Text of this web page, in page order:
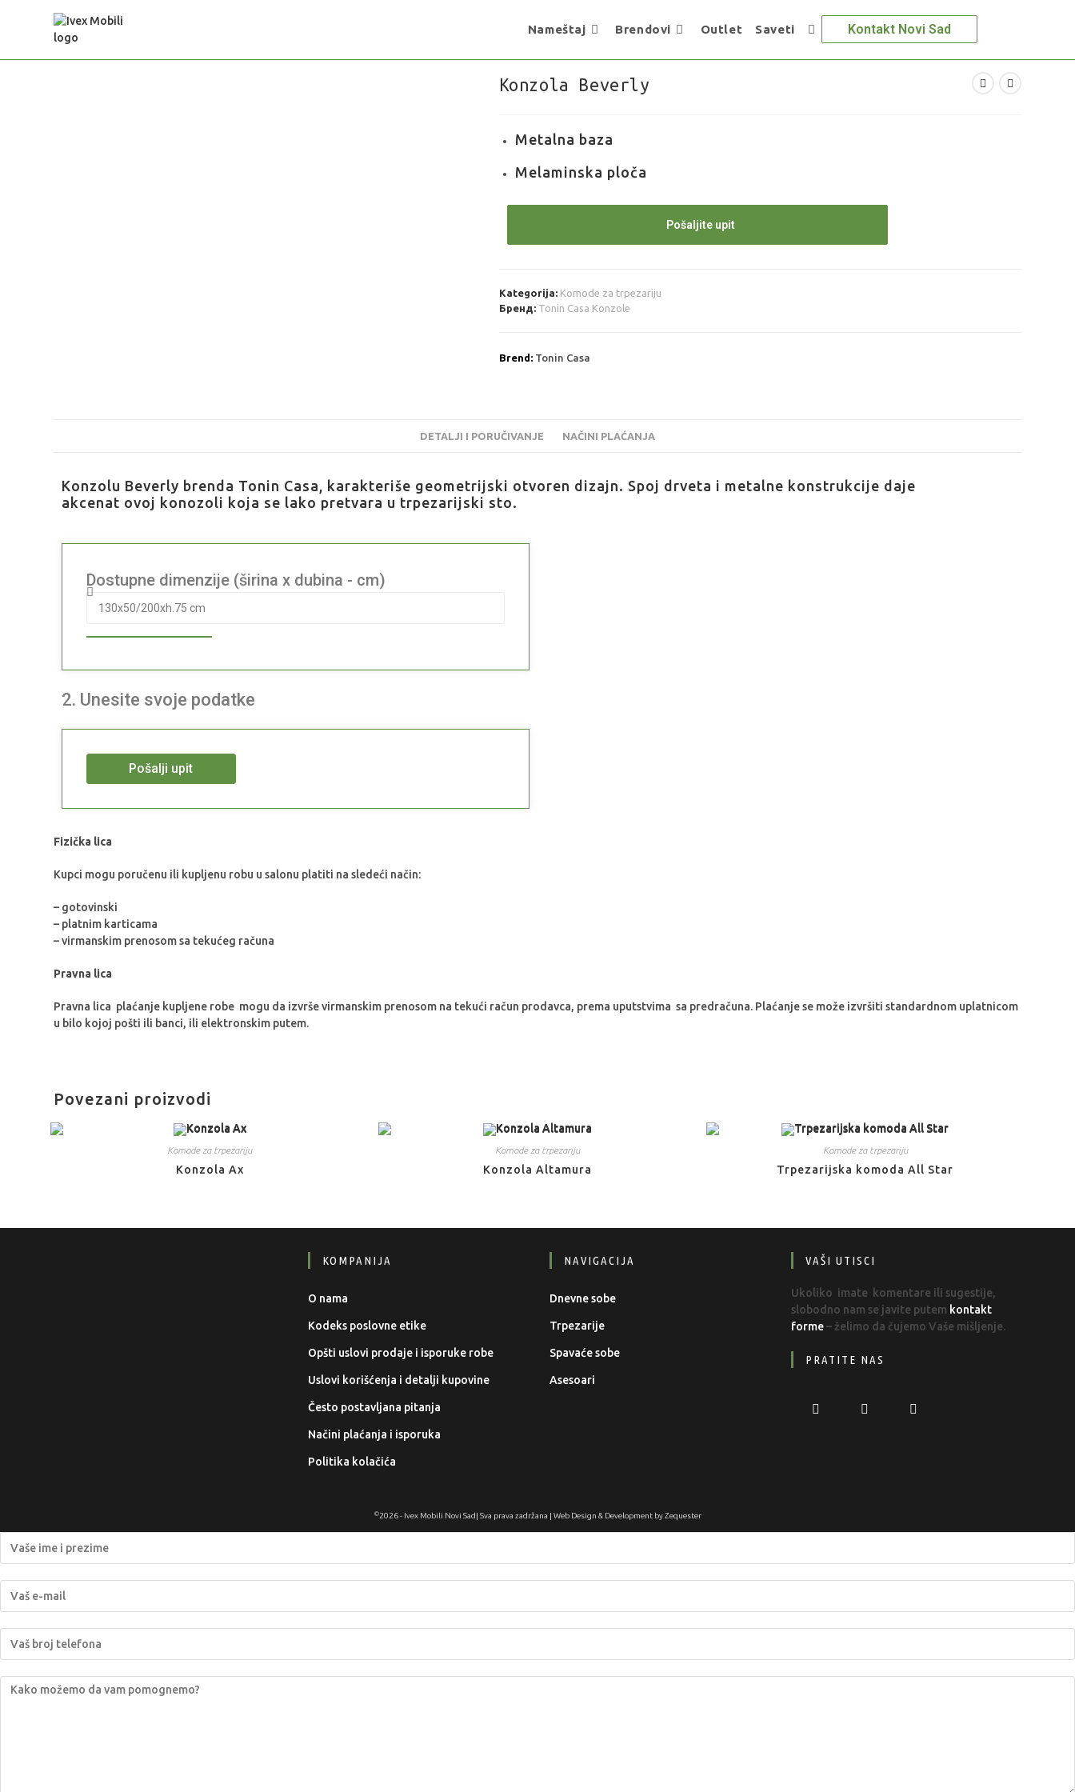
Kontakt Novi Sad
Nameštaj Brendovi Outlet Saveti
Konzola Beverly
Metalna baza
Melaminska ploča
Pošaljite upit
Kategorija: Komode za trpezariju
Бренд: Tonin Casa Konzole
Brend:Tonin Casa
DETALJI I PORUČIVANJE NAČINI PLAĆANJA
Konzolu Beverly brenda Tonin Casa, karakteriše geometrijski otvoren dizajn. Spoj drveta i metalne konstrukcije daje
akcenat ovoj konozoli koja se lako pretvara u trpezarijski sto.
Dostupne dimenzije (širina x dubina - cm)
2. Unesite svoje podatke
Pošalji upit
Fizička lica
Kupci mogu poručenu ili kupljenu robu u salonu platiti na sledeći način:
– gotovinski
– platnim karticama
– virmanskim prenosom sa tekućeg računa
Pravna lica
Pravna lica plaćanje kupljene robe mogu da izvrše virmanskim prenosom na tekući račun prodavca, prema uputstvima sa predračuna. Plaćanje se može izvršiti standardnom uplatnicom
u bilo kojoj pošti ili banci, ili elektronskim putem.
Povezani proizvodi
Komode za trpezariju
Konzola Ax
Komode za trpezariju
Konzola Altamura
Komode za trpezariju
Trpezarijska komoda All Star
KOMPANIJA
O nama
Kodeks poslovne etike
Opšti uslovi prodaje i isporuke robe
Uslovi korišćenja i detalji kupovine
Često postavljana pitanja
Načini plaćanja i isporuka
Politika kolačića
NAVIGACIJA
Dnevne sobe
Trpezarije
Spavaće sobe
Asesoari
VAŠI UTISCI
Ukoliko imate komentare ili sugestije,
slobodno nam se javite putem kontakt
forme– želimo da čujemo Vaše mišljenje.
PRATITE NAS
©2026 - Ivex Mobili Novi Sad| Sva prava zadržana | Web Design & Development byZequester